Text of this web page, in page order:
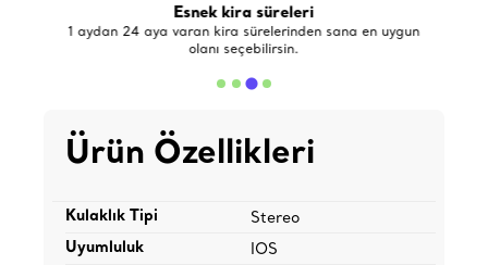
Esnek kira süreleri
1 aydan 24 aya varan kira sürelerinden sana en uygun
olanı seçebilirsin.
Ürün Özellikleri
Kulaklık Tipi Stereo
Uyumluluk IOS